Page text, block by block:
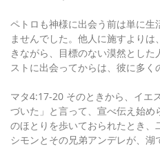
ペトロも神様に出会う前は単に
ませんでした。他人に施すより
きながら、目標のない漠然とし
ストに出会ってからは、彼に多く
マタ4:17-20 そのときから、イエ
づいた」と言って、宣べ伝え始
のほとりを歩いておられたとき、
シモンとその兄弟アンデレが、